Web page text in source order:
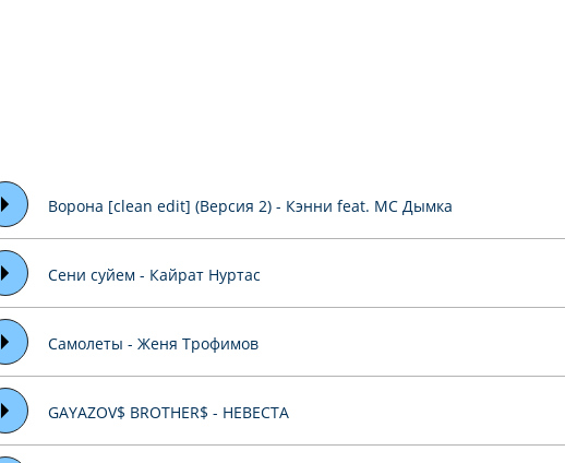
Ворона [clean edit] (Версия 2) - Кэнни feat. МС Дымка
Сени суйем - Кайрат Нуртас
Самолеты - Женя Трофимов
GAYAZOV$ BROTHER$ - НЕВЕСТА